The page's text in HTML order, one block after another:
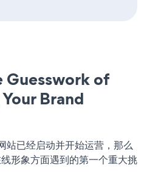
Guesswork of
Brand
已经启动并开始运营，那么
形象方面遇到的第一个重大挑